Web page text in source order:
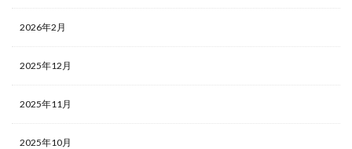
2026年2月
2025年12月
2025年11月
2025年10月